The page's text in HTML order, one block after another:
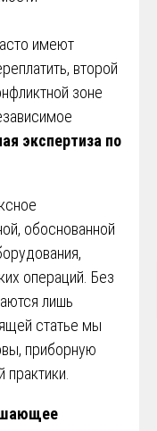
имеют
второй
зоне
экспертиза по
обоснованной
операций. Без
лишь
статье мы
приборную